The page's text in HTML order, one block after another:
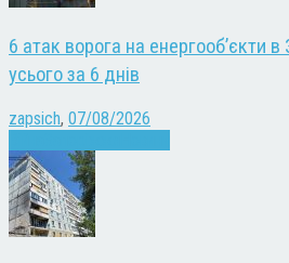
6 атак ворога на енергооб’єкти в
усього за 6 днів
zapsich, 07/08/2026